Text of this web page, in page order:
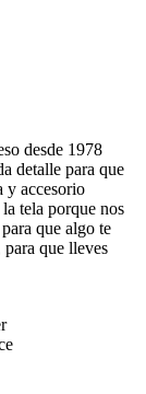
desde 1978
detalle para que
y accesorio
tela porque nos
que algo te
que lleves